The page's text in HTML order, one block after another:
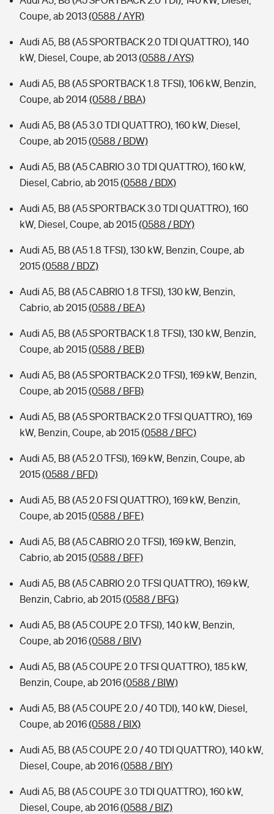
Coupe, ab 2013(0588 / AYR)
Audi A5, B8 (A5 SPORTBACK 2.0 TDI QUATTRO), 140
kW, Diesel, Coupe, ab 2013(0588 / AYS)
Audi A5, B8 (A5 SPORTBACK 1.8 TFSI), 106 kW, Benzin,
Coupe, ab 2014(0588 / BBA)
Audi A5, B8 (A5 3.0 TDI QUATTRO), 160 kW, Diesel,
Coupe, ab 2015(0588 / BDW)
Audi A5, B8 (A5 CABRIO 3.0 TDI QUATTRO), 160 kW,
Diesel, Cabrio, ab 2015(0588 / BDX)
Audi A5, B8 (A5 SPORTBACK 3.0 TDI QUATTRO), 160
kW, Diesel, Coupe, ab 2015(0588 / BDY)
Audi A5, B8 (A5 1.8 TFSI), 130 kW, Benzin, Coupe, ab
2015(0588 / BDZ)
Audi A5, B8 (A5 CABRIO 1.8 TFSI), 130 kW, Benzin,
Cabrio, ab 2015(0588 / BEA)
Audi A5, B8 (A5 SPORTBACK 1.8 TFSI), 130 kW, Benzin,
Coupe, ab 2015(0588 / BEB)
Audi A5, B8 (A5 SPORTBACK 2.0 TFSI), 169 kW, Benzin,
Coupe, ab 2015(0588 / BFB)
Audi A5, B8 (A5 SPORTBACK 2.0 TFSI QUATTRO), 169
kW, Benzin, Coupe, ab 2015(0588 / BFC)
Audi A5, B8 (A5 2.0 TFSI), 169 kW, Benzin, Coupe, ab
2015(0588 / BFD)
Audi A5, B8 (A5 2.0 FSI QUATTRO), 169 kW, Benzin,
Coupe, ab 2015(0588 / BFE)
Audi A5, B8 (A5 CABRIO 2.0 TFSI), 169 kW, Benzin,
Cabrio, ab 2015(0588 / BFF)
Audi A5, B8 (A5 CABRIO 2.0 TFSI QUATTRO), 169 kW,
Benzin, Cabrio, ab 2015(0588 / BFG)
Audi A5, B8 (A5 COUPE 2.0 TFSI), 140 kW, Benzin,
Coupe, ab 2016(0588 / BIV)
Audi A5, B8 (A5 COUPE 2.0 TFSI QUATTRO), 185 kW,
Benzin, Coupe, ab 2016(0588 / BIW)
Audi A5, B8 (A5 COUPE 2.0 / 40 TDI), 140 kW, Diesel,
Coupe, ab 2016(0588 / BIX)
Audi A5, B8 (A5 COUPE 2.0 / 40 TDI QUATTRO), 140 kW,
Diesel, Coupe, ab 2016(0588 / BIY)
Audi A5, B8 (A5 COUPE 3.0 TDI QUATTRO), 160 kW,
Diesel, Coupe, ab 2016(0588 / BIZ)